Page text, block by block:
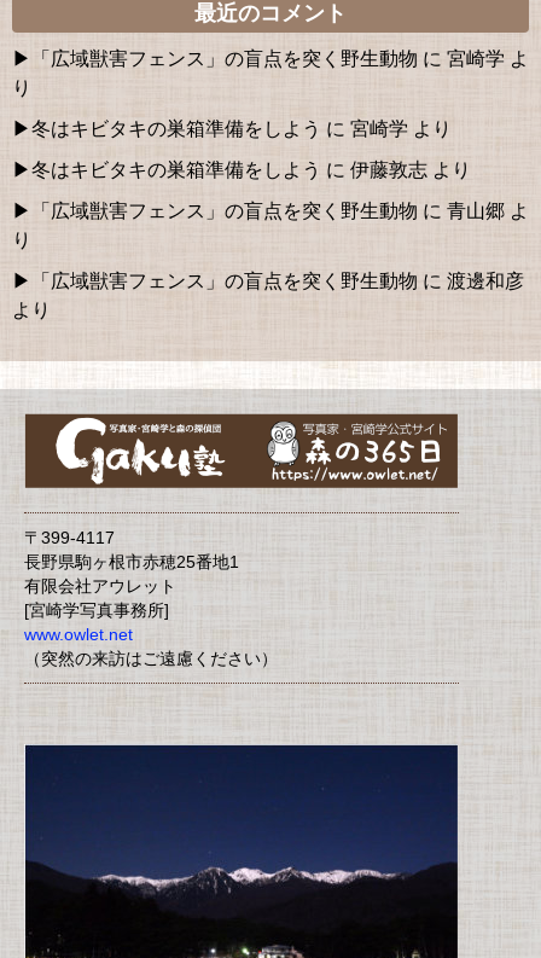
最近のコメント
「広域獣害フェンス」の盲点を突く野生動物 に 宮崎学 よ
り
冬はキビタキの巣箱準備をしよう に 宮崎学 より
冬はキビタキの巣箱準備をしよう に 伊藤敦志 より
「広域獣害フェンス」の盲点を突く野生動物 に 青山郷 よ
り
「広域獣害フェンス」の盲点を突く野生動物 に 渡邊和彦
より
〒399-4117
長野県駒ヶ根市赤穂25番地1
有限会社アウレット
[宮崎学写真事務所]
www.owlet.net
（突然の来訪はご遠慮ください）